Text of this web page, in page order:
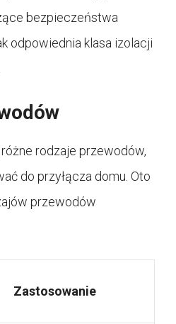
bezpieczeństwa
odpowiednia klasa izolacji
rodzaje przewodów,
do przyłącza domu. Oto
przewodów
Zastosowanie